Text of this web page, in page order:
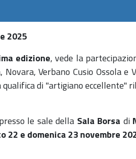
2025
edizione, vede la
Verbano Cusio Ossola e
di "artigiano eccellente"
le sale della Sala Borsa di
22 e domenica 23 novembre